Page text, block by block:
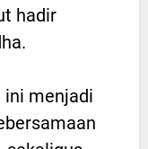
hadir
ini menjadi